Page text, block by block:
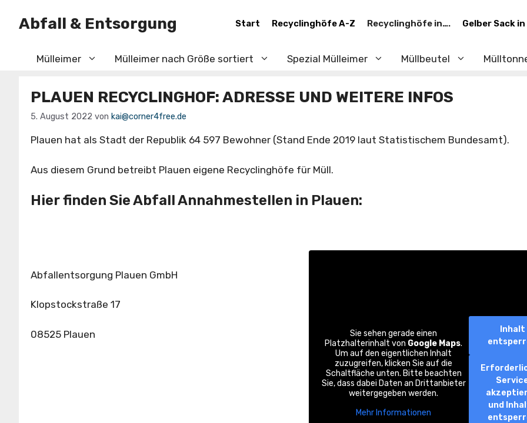
InhaltAbfall & Entsorgung Start Recyclinghöfe A-Z Recyclinghöfe in…. Gelber Sack in
Mülleimer Mülleimer nach Größe sortiert Spezial Mülleimer Müllbeutel
PLAUEN RECYCLINGHOF: ADRESSE UND WEITERE INFOS
5. August 2022 von kai@corner4free.de
Plauen hat als Stadt der Republik 64 597 Bewohner (Stand Ende 2019 laut Statistischem Bundesamt).
Aus diesem Grund betreibt Plauen eigene Recyclinghöfe für Müll.
Hier finden Sie Abfall Annahmestellen in Plauen:
Abfallentsorgung Plauen GmbH
Klopstockstraße 17
08525 Plauen
Sie sehen gerade einen
Platzhalterinhalt von Google Maps.
Um auf den eigentlichen Inhalt
zuzugreifen, klicken Sie auf die
Schaltfläche unten. Bitte beachten
Sie, dass dabei Daten an Drittanbieter
weitergegeben werden.
Mehr Informationen
Inhalt
und